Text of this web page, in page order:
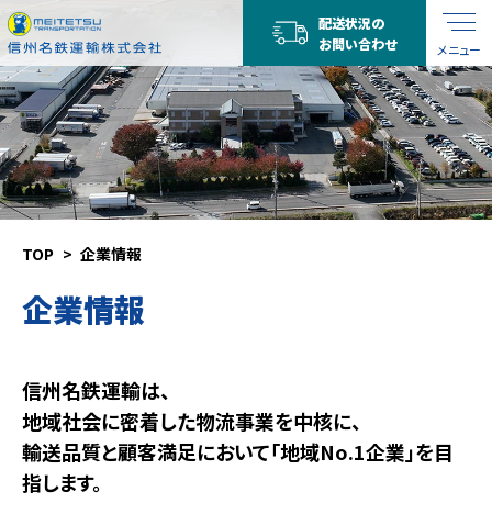
メニュー
配送状況の
お問い合わせ
TOP 企業情報
企業情報
信州名鉄運輸は、
地域社会に密着した物流事業を中核に、
輸送品質と顧客満足において「地域No.1企業」を目
指します。